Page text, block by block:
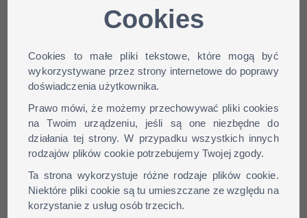
Cookies
Cookies to małe pliki tekstowe, które mogą być
wykorzystywane przez strony internetowe do poprawy
doświadczenia użytkownika.
Prawo mówi, że możemy przechowywać pliki cookies
na Twoim urządzeniu, jeśli są one niezbędne do
działania tej strony. W przypadku wszystkich innych
rodzajów plików cookie potrzebujemy Twojej zgody.
Ta strona wykorzystuje różne rodzaje plików cookie.
Niektóre pliki cookie są tu umieszczane ze względu na
korzystanie z usług osób trzecich.
FastDownload,HLStatsX
zapasowe
VIP panel, callback,
automatyzacja
Statystyki zawodników,
System punktowy, bez
zobowiązań
Automatyczna aktualizacja
FastDownload, SourceBans
Płatność SMS, PayPal,
przelew, poczta